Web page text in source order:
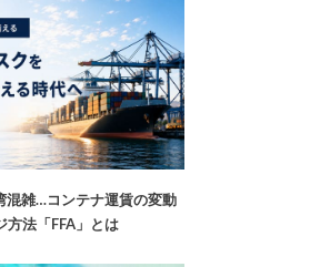
混雑…コンテナ運賃の変動
方法「FFA」とは